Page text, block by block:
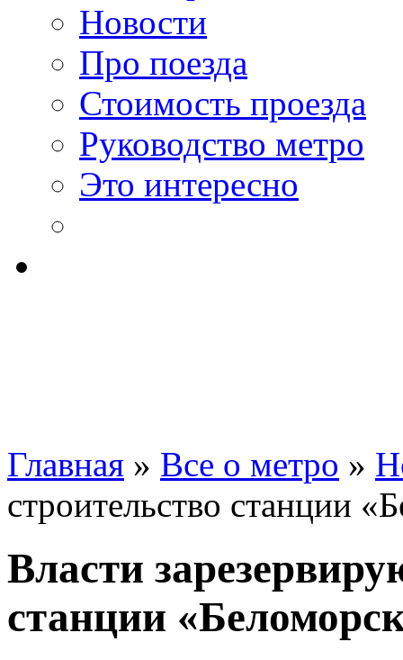
Новости
Про поезда
Стоимость проезда
Руководство метро
Это интересно
Главная » Все о метро »
строительство станции
Власти
станции